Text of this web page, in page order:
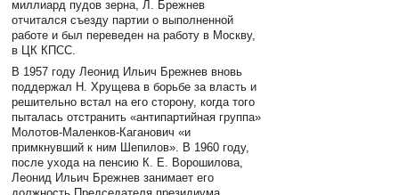
миллиард пудов зерна, Л. Брежнев
отчитался съезду партии о выполненной
работе и был переведен на работу в Москву,
в ЦК КПСС.
В 1957 году Леонид Ильич Брежнев вновь
поддержал Н. Хрущева в борьбе за власть и
решительно встал на его сторону, когда того
пыталась отстранить «антипартийная группа»
Молотов-Маленков-Каганович «и
примкнувший к ним Шепилов». В 1960 году,
после ухода на пенсию К. Е. Ворошилова,
Леонид Ильич Брежнев занимает его